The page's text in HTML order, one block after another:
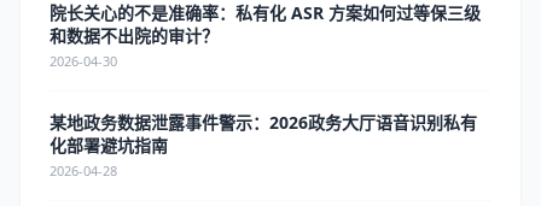
院长关心的不是准确率：私有化 ASR 方案如何过等保三级
和数据不出院的审计？
2026-04-30
某地政务数据泄露事件警示：2026政务大厅语音识别私有
化部署避坑指南
2026-04-28